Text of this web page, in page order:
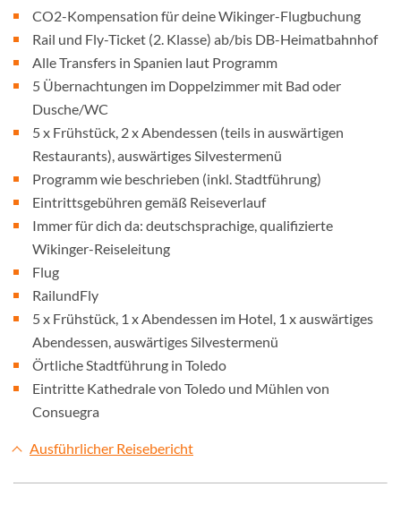
CO2-Kompensation für deine Wikinger-Flugbuchung
Rail und Fly-Ticket (2. Klasse) ab/bis DB-Heimatbahnhof
Alle Transfers in Spanien laut Programm
5 Übernachtungen im Doppelzimmer mit Bad oder
Dusche/WC
5 x Frühstück, 2 x Abendessen (teils in auswärtigen
Restaurants), auswärtiges Silvestermenü
Programm wie beschrieben (inkl. Stadtführung)
Eintrittsgebühren gemäß Reiseverlauf
Immer für dich da: deutschsprachige, qualifizierte
Wikinger-Reiseleitung
Flug
RailundFly
5 x Frühstück, 1 x Abendessen im Hotel, 1 x auswärtiges
Abendessen, auswärtiges Silvestermenü
Örtliche Stadtführung in Toledo
Eintritte Kathedrale von Toledo und Mühlen von
Consuegra
Ausführlicher Reisebericht